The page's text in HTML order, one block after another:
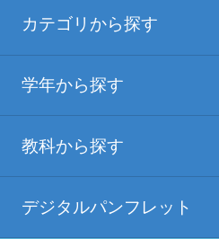
カテゴリから探す
学年から探す
教科から探す
デジタルパンフレット